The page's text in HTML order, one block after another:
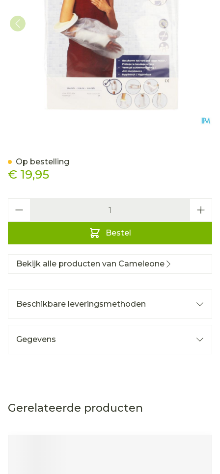
€ 19,95
Bestel
Op bestelling
Bekijk alle producten van Cameleone
Beschikbare leveringsmethoden
Gegevens
Gerelateerde producten